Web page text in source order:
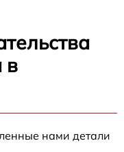
в
нами детали